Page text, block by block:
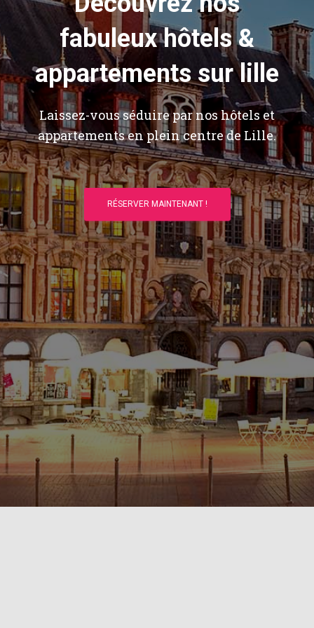
fabuleux hôtels &
appartements sur lille
Laissez-vous séduire par nos hôtels et
appartements en plein centre de Lille.
RÉSERVER MAINTENANT !